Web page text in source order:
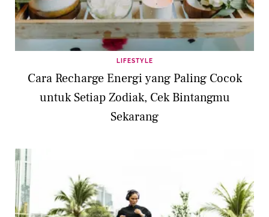
LIFESTYLE
Cara Recharge Energi yang Paling Cocok
untuk Setiap Zodiak, Cek Bintangmu
Sekarang